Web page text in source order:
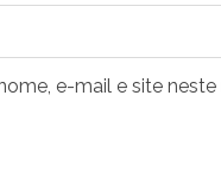
e-mail e site